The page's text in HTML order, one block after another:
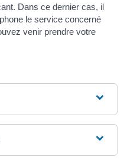
Dans ce dernier cas, il
le service concerné
venir prendre votre